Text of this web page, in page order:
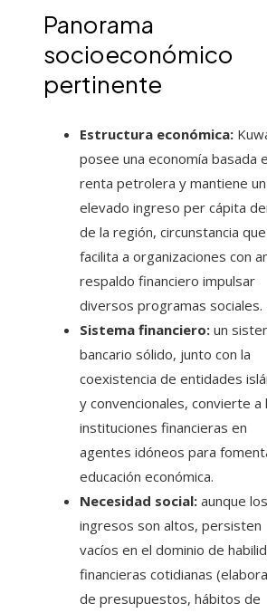
Panorama
socioeconómico
pertinente
Estructura económica:
posee una economía basada
renta petrolera y mantiene un
elevado ingreso per cápita
de la región, circunstancia que
facilita a organizaciones con
respaldo financiero impulsar
diversos programas sociales.
Sistema financiero: un
bancario sólido, junto con la
coexistencia de entidades
y convencionales, convierte a
instituciones financieras en
agentes idóneos para
educación económica.
Necesidad social: aunque los
ingresos son altos, persisten
vacíos en el dominio de
financieras cotidianas
de presupuestos, hábitos de